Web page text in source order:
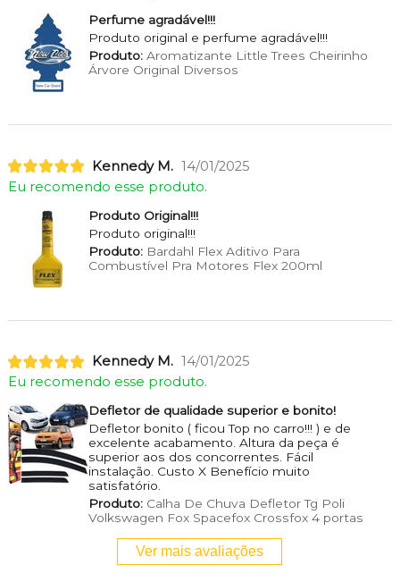
Perfume agradável!!!
Produto original e perfume agradável!!!
Produto:Aromatizante Little Trees Cheirinho
Árvore Original Diversos
Kennedy M. 14/01/2025
Eu recomendo esse produto.
Produto Original!!!
Produto original!!!
Produto:Bardahl Flex Aditivo Para
Combustível Pra Motores Flex 200ml
Kennedy M. 14/01/2025
Eu recomendo esse produto.
Defletor de qualidade superior e bonito!
Defletor bonito ( ficou Top no carro!!! ) e de
excelente acabamento. Altura da peça é
superior aos dos concorrentes. Fácil
instalação. Custo X Benefício muito
satisfatório.
Produto:Calha De Chuva Defletor Tg Poli
Volkswagen Fox Spacefox Crossfox 4 portas
Ver mais avaliações